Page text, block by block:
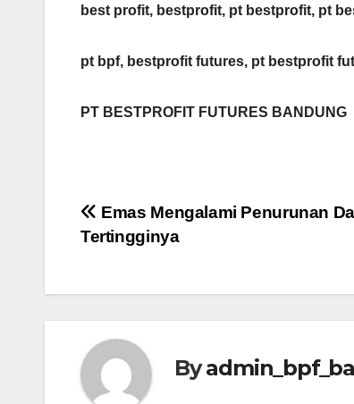
best profit, bestprofit, pt bestprofit, pt
pt bpf, bestprofit futures, pt bestprofit
PT BESTPROFIT FUTURES BANDUNG
Post
navigation
Emas Mengalami Penurunan
Tertingginya
By